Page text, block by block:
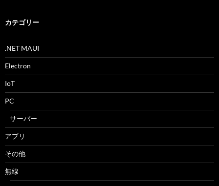
ブ
カテゴリー
.NET MAUI
Electron
IoT
PC
サーバー
アプリ
その他
無線